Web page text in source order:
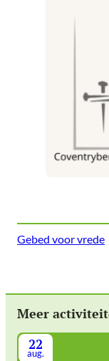
Gebed voor vrede
Meer
22
aug.